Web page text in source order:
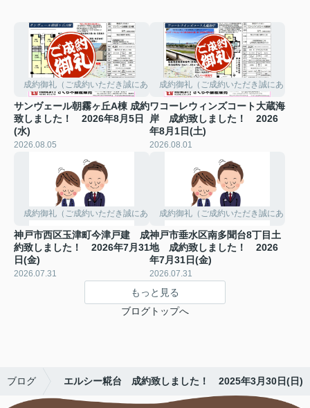
成約御礼（ご成約いただき誠にありがとうございました。）
サンヴェール朝霧ヶ丘A棟 成約
致しました！ 2026年8月5日
(水)
2026.08.05
成約御礼（ご成約いただき誠にありが
ワコーレウィンズコート大蔵海
岸 成約致しました！ 2026
年8月1日(土)
2026.08.01
成約御礼（ご成約いただき誠にありがとうございました。）
神戸市西区玉津町今津戸建 成
約致しました！ 2026年7月31
日(金)
2026.07.31
成約御礼（ご成約いただき誠にありが
神戸市垂水区南多聞台8丁目土
地 成約致しました！ 2026
年7月31日(金)
2026.07.31
もっと見る
ブログトップへ
ブログ エルシー糀台 成約致しました！ 2025年3月30日(日)